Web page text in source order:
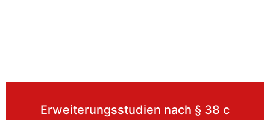
Erweiterungsstudien nach § 38 c